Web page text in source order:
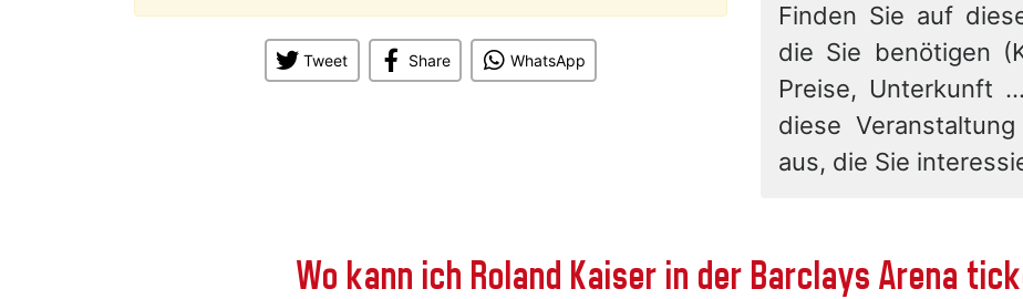
Tweet Share WhatsApp
Finden Sie auf
die Sie benötigen
Preise, Unterkunft
diese
aus, die Sie
Wo kann ich Roland Kaiser in der Barclays Arena